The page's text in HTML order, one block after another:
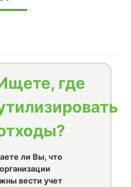
где
ли Вы, что
вести учет